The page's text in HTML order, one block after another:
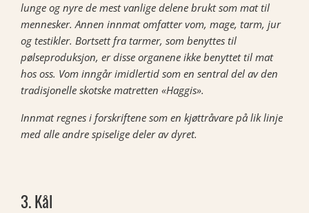
lunge og nyre de mest vanlige delene brukt som mat til
mennesker. Annen innmat omfatter vom, mage, tarm, jur
og testikler. Bortsett fra tarmer, som benyttes til
pølseproduksjon, er disse organene ikke benyttet til mat
hos oss. Vom inngår imidlertid som en sentral del av den
tradisjonelle skotske matretten «Haggis».
Innmat regnes i forskriftene som en kjøttråvare på lik linje
med alle andre spiselige deler av dyret.
3. Kål